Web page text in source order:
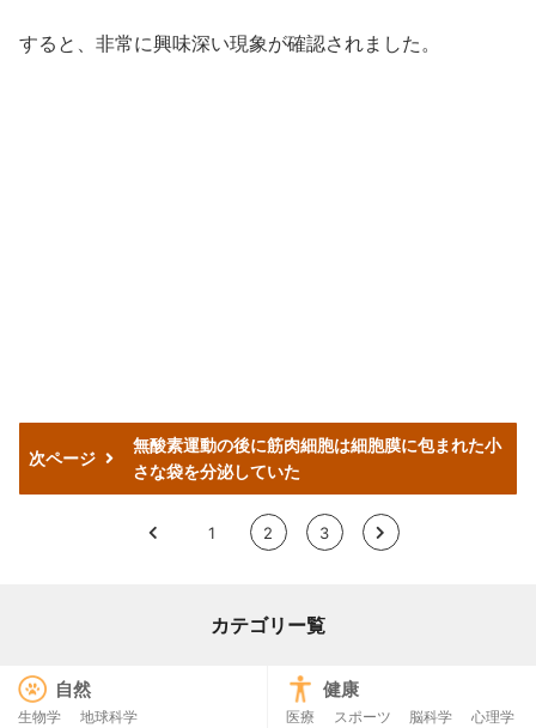
すると、非常に興味深い現象が確認されました。
次ページ
無酸素運動の後に筋肉細胞は細胞膜に包まれた小
さな袋を分泌していた
< 1 2 3 >
カテゴリー覧
自然
生物学 地球科学
健康
医療 スポーツ 脳科学 心理学